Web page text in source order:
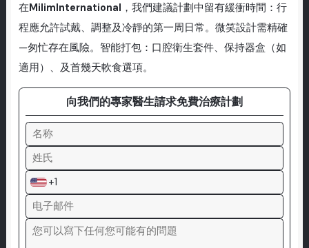
在MilimInternational ，我們建議計劃中留有緩衝時間：行
程應允許試戴、調整及冷靜的第一周日常。微笑設計需精確
—匆忙存在風險。智能打包：口腔衛生套件、保持器盒（如
適用）、及首幾天軟食選項。
向我們的專家醫生請求免費治療計劃
+1